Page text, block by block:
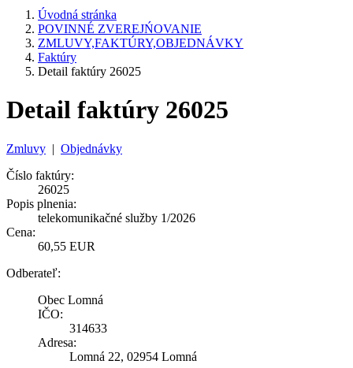
Úvodná stránka
POVINNÉ ZVEREJŃOVANIE
ZMLUVY,FAKTÚRY,OBJEDNÁVKY
Faktúry
Detail faktúry 26025
Detail faktúry 26025
Zmluvy | Objednávky
Číslo faktúry:
26025
Popis plnenia:
telekomunikačné služby 1/2026
Cena:
60,55 EUR
Odberateľ:
Obec Lomná
IČO:
314633
Adresa:
Lomná 22, 02954 Lomná